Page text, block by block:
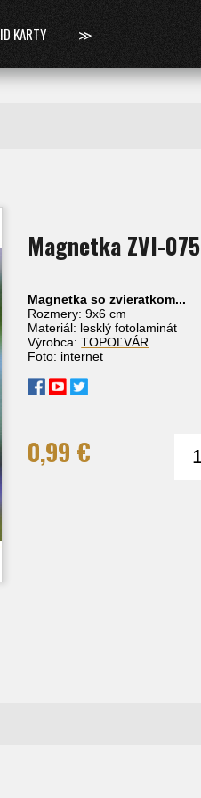
ID KARTY ≫
Magnetka ZVI-075
Magnetka so zvieratkom...
Rozmery: 9x6 cm
Materiál: lesklý fotolaminát
Výrobca:TOPOĽVÁR
Foto: internet
0,99 €